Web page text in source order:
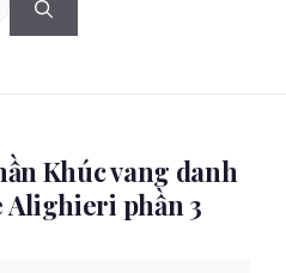
Khúc vang danh
Alighieri phần 3